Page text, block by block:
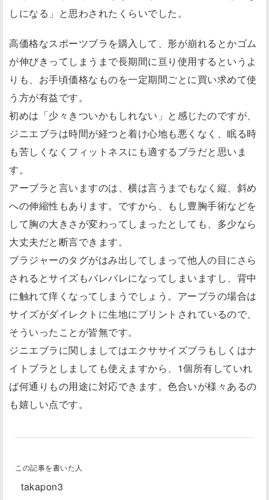
しになる」と思わされたくらいでした。
高価格なスポーツブラを購入して、形が崩れるとかゴム
が伸びきってしまうまで長期間に亘り使用するというよ
りも、お手頃価格なものを一定期間ごとに買い求めて使
う方が有益です。
初めは「少々きついかもしれない」と感じたのですが、
ジニエブラは時間が経つと着け心地も悪くなく、眠る時
も苦しくなくフィットネスにも適するブラだと思いま
す。
アーブラと言いますのは、横は言うまでもなく縦、斜め
への伸縮性もあります。ですから、もし豊胸手術などを
して胸の大きさが変わってしまったとしても、多少なら
大丈夫だと断言できます。
ブラジャーのタグがはみ出してしまって他人の目にさら
されるとサイズもバレバレになってしまいますし、背中
に触れて痒くなってしまうでしょう。アーブラの場合は
サイズがダイレクトに生地にプリントされているので、
そういったことが皆無です。
ジニエブラに関しましてはエクササイズブラもしくはナ
イトブラとしましても使えますから、1個所有していれ
ば何通りもの用途に対応できます。色合いが様々あるの
も嬉しい点です。
この記事を書いた人
takapon3